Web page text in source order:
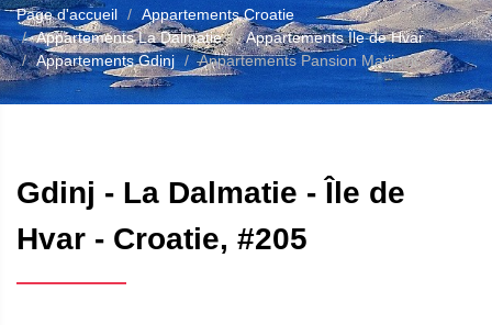
Page d'accueil
Appartements Croatie
Appartements La Dalmatie
Appartements Île de Hvar
Appartements Gdinj
Appartements Pansion Matijevic
Gdinj - La Dalmatie - Île de
Hvar - Croatie, #205